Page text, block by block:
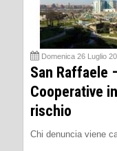
Domenica 26 Luglio
San Raffaele
Cooperative
rischio
Chi denuncia viene